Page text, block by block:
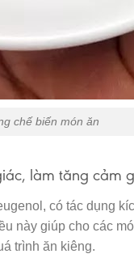
chế biến món ăn
làm tăng cảm
có tác dụng
này giúp cho các
trình ăn kiêng.